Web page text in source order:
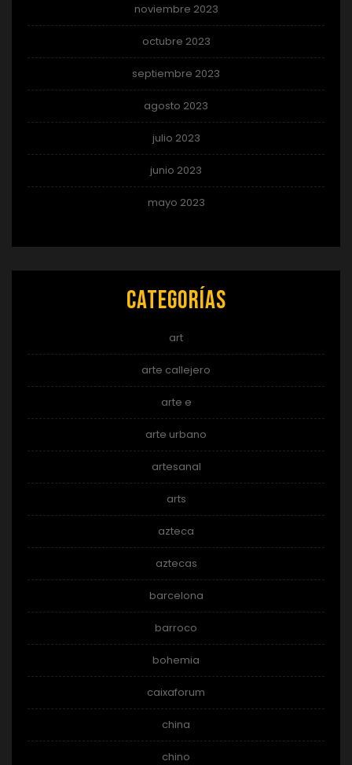
noviembre 2023
octubre 2023
septiembre 2023
agosto 2023
julio 2023
junio 2023
mayo 2023
Categorías
art
arte callejero
arte e
arte urbano
artesanal
arts
azteca
aztecas
barcelona
barroco
bohemia
caixaforum
china
chino